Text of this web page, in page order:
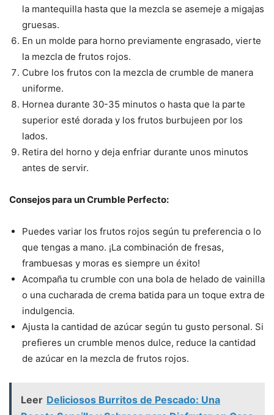
la mantequilla hasta que la mezcla se asemeje a migajas
gruesas.
En un molde para horno previamente engrasado, vierte
la mezcla de frutos rojos.
Cubre los frutos con la mezcla de crumble de manera
uniforme.
Hornea durante 30-35 minutos o hasta que la parte
superior esté dorada y los frutos burbujeen por los
lados.
Retira del horno y deja enfriar durante unos minutos
antes de servir.
Consejos para un Crumble Perfecto:
Puedes variar los frutos rojos según tu preferencia o lo
que tengas a mano. ¡La combinación de fresas,
frambuesas y moras es siempre un éxito!
Acompaña tu crumble con una bola de helado de vainilla
o una cucharada de crema batida para un toque extra de
indulgencia.
Ajusta la cantidad de azúcar según tu gusto personal. Si
prefieres un crumble menos dulce, reduce la cantidad
de azúcar en la mezcla de frutos rojos.
Leer Deliciosos Burritos de Pescado: Una